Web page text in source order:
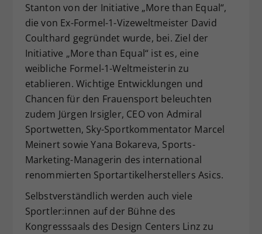
Stanton von der Initiative „More than Equal“,
die von Ex-Formel-1-Vizeweltmeister David
Coulthard gegründet wurde, bei. Ziel der
Initiative „More than Equal“ ist es, eine
weibliche Formel-1-Weltmeisterin zu
etablieren. Wichtige Entwicklungen und
Chancen für den Frauensport beleuchten
zudem Jürgen Irsigler, CEO von Admiral
Sportwetten, Sky-Sportkommentator Marcel
Meinert sowie Yana Bokareva, Sports-
Marketing-Managerin des international
renommierten Sportartikelherstellers Asics.
Selbstverständlich werden auch viele
Sportler:innen auf der Bühne des
Kongresssaals des Design Centers Linz zu